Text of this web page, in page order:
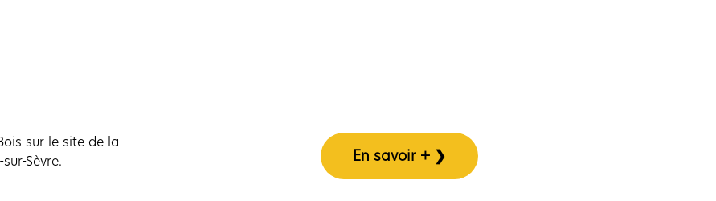
sur le site de la
Sèvre.
En savoir + ❯